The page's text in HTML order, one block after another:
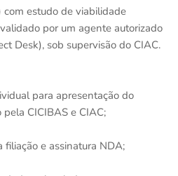
com estudo de viabilidade
por um agente autorizado
Desk), sob supervisão do CIAC.
para apresentação do
CICIBAS e CIAC;
filiação e assinatura NDA;